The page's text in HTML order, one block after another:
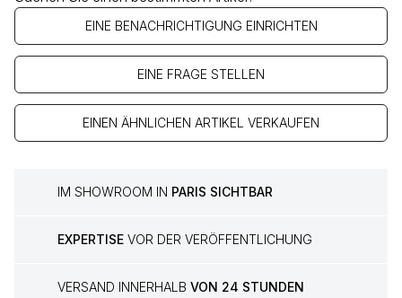
EINE BENACHRICHTIGUNG EINRICHTEN
EINE FRAGE STELLEN
EINEN ÄHNLICHEN ARTIKEL VERKAUFEN
IM SHOWROOM IN PARIS SICHTBAR
EXPERTISE VOR DER VERÖFFENTLICHUNG
VERSAND INNERHALB VON 24 STUNDEN